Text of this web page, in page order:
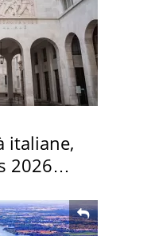
italiane,
2026